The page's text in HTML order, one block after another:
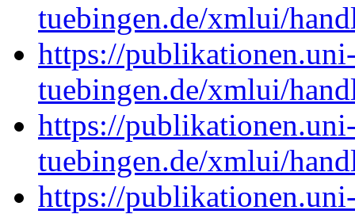
tuebingen.de/xmlui/
https://
tuebingen.de/xmlui/
https://
tuebingen.de/xmlui/
https://